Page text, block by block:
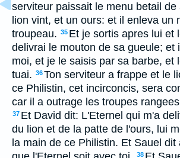
serviteur paissait le menu betail de
lion vint, et un ours: et il enleva un
troupeau. 35 Et je sortis apres lui et
delivrai le mouton de sa gueule; et
moi, et je le saisis par sa barbe, et
tuai. 36Ton serviteur a frappe et le
ce Philistin, cet incirconcis, sera
car il a outrage les troupes
37 Et David dit: L'Eternel qui m'a
du lion et de la patte de l'ours, lui
la main de ce Philistin. Et Sauel dit
38